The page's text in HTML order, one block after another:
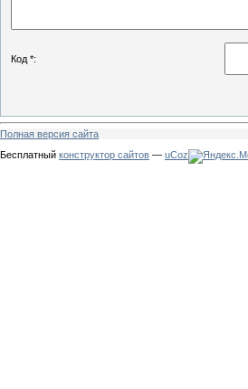
Код *:
Полная версия сайта
Бесплатный конструктор сайтов — uCoz